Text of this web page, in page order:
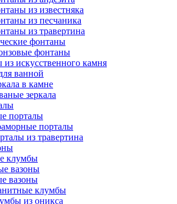
из известняка
из песчаника
из травертина
фонтаны
фонтаны
искусственного камня
ванной
в камне
зеркала
порталы
порталы
из травертина
клумбы
вазоны
вазоны
клумбы
из оникса